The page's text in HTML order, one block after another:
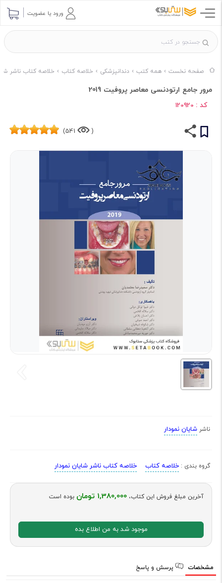
ورود یا عضویت
صفحه نخست همه کتب دندانپزشکی خلاصه کتاب خلاصه کتاب ناشر
مرور جامع ارتودنسی معاصر پروفیت 2019
کد : 120920
(
541)
ناشر شایان نمودار
گروه بندی : خلاصه کتاب خلاصه کتاب ناشر شایان نمودار
آخرین مبلغ فروش این کتاب، 1,380,000 تومان بوده است
موجود شد به من اطلاع بده
مشخصات پرسش و پاسخ